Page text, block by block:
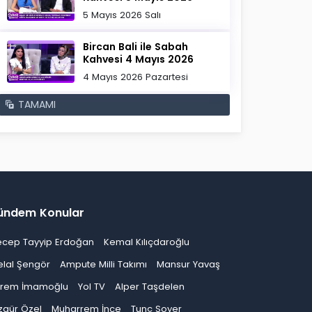
5 Mayıs 2026 Salı
Bircan Bali ile Sabah
Kahvesi 4 Mayıs 2026
4 Mayıs 2026 Pazartesi
TAMAMI
Konular
Tayyip Erdoğan
Kemal Kılıçdaroğlu
Şengör
Ampute Milli Takımı
Mansur Yavaş
İmamoğlu
Yol TV
Alper Taşdelen
Özel
Muharrem İnce Tunç Soyer